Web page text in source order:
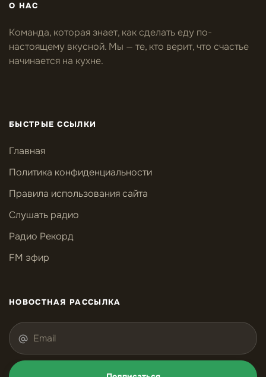
О НАС
Команда, которая знает, как сделать еду по-
настоящему вкусной. Мы — те, кто верит, что счастье
начинается на кухне.
БЫСТРЫЕ ССЫЛКИ
Главная
Политика конфиденциальности
Правила использования сайта
Слушать радио
Радио Рекорд
FM эфир
НОВОСТНАЯ РАССЫЛКА